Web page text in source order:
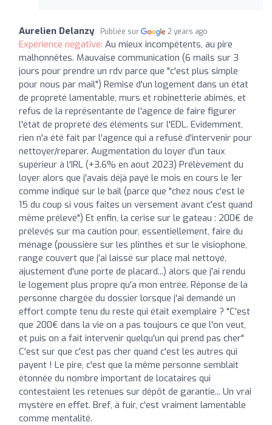
Aurelien Delanzy Publiée sur 2 years ago
Expérience négative: Au mieux incompétents, au pire
malhonnêtes. Mauvaise communication (6 mails sur 3
jours pour prendre un rdv parce que "c'est plus simple
pour nous par mail") Remise d'un logement dans un état
de propreté lamentable, murs et robinetterie abimés, et
refus de la représentante de l'agence de faire figurer
l'état de propreté des éléments sur l'EDL. Evidemment,
rien n'a été fait par l'agence qui a refusé d'intervenir pour
nettoyer/reparer. Augmentation du loyer d'un taux
supérieur à l'IRL (+3.6% en aout 2023) Prélèvement du
loyer alors que j'avais déjà payé le mois en cours le 1er
comme indiqué sur le bail (parce que "chez nous c'est le
15 du coup si vous faites un versement avant c'est quand
même prélevé") Et enfin, la cerise sur le gateau : 200€ de
prélevés sur ma caution pour, essentiellement, faire du
ménage (poussière sur les plinthes et sur le visiophone,
range couvert que j'ai laissé sur place mal nettoyé,
ajustement d'une porte de placard...) alors que j'ai rendu
le logement plus propre qu'a mon entrée. Réponse de la
personne chargée du dossier lorsque j'ai demandé un
effort compte tenu du reste qui était exemplaire ? "C'est
que 200€ dans la vie on a pas toujours ce que l'on veut,
et puis on a fait intervenir quelqu'un qui prend pas cher"
C'est sur que c'est pas cher quand c'est les autres qui
payent ! Le pire, c'est que la même personne semblait
étonnée du nombre important de locataires qui
contestaient les retenues sur dépôt de garantie... Un vrai
mystère en effet. Bref, à fuir, c'est vraiment lamentable
comme mentalité.